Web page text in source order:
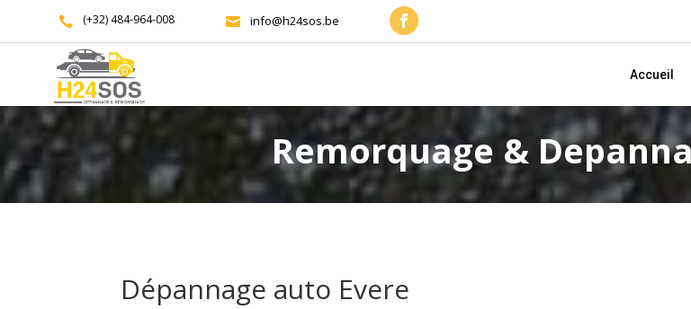
 (+32) 484-964-008  info@h24sos.be
Accueil
Remorquage &
Dépannage auto Evere